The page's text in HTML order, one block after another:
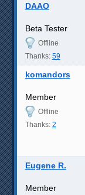
DAAO
Beta Tester
Offline
Thanks: 59
komandors
Member
Offline
Thanks: 2
Eugene R.
Member